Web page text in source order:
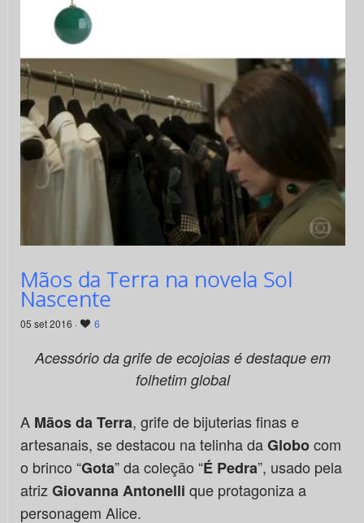
Mãos da Terra na novela Sol
Nascente
05 set 2016 · 6
Acessório da grife de ecojoias é destaque em
folhetim global
A Mãos da Terra, grife de bijuterias finas e
artesanais, se destacou na telinha daGlobocom
o brinco “Gota” da coleção “É Pedra”, usado pela
atrizGiovanna Antonelli que protagoniza a
personagem Alice.